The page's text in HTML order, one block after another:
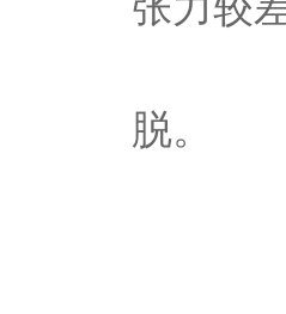
脱。